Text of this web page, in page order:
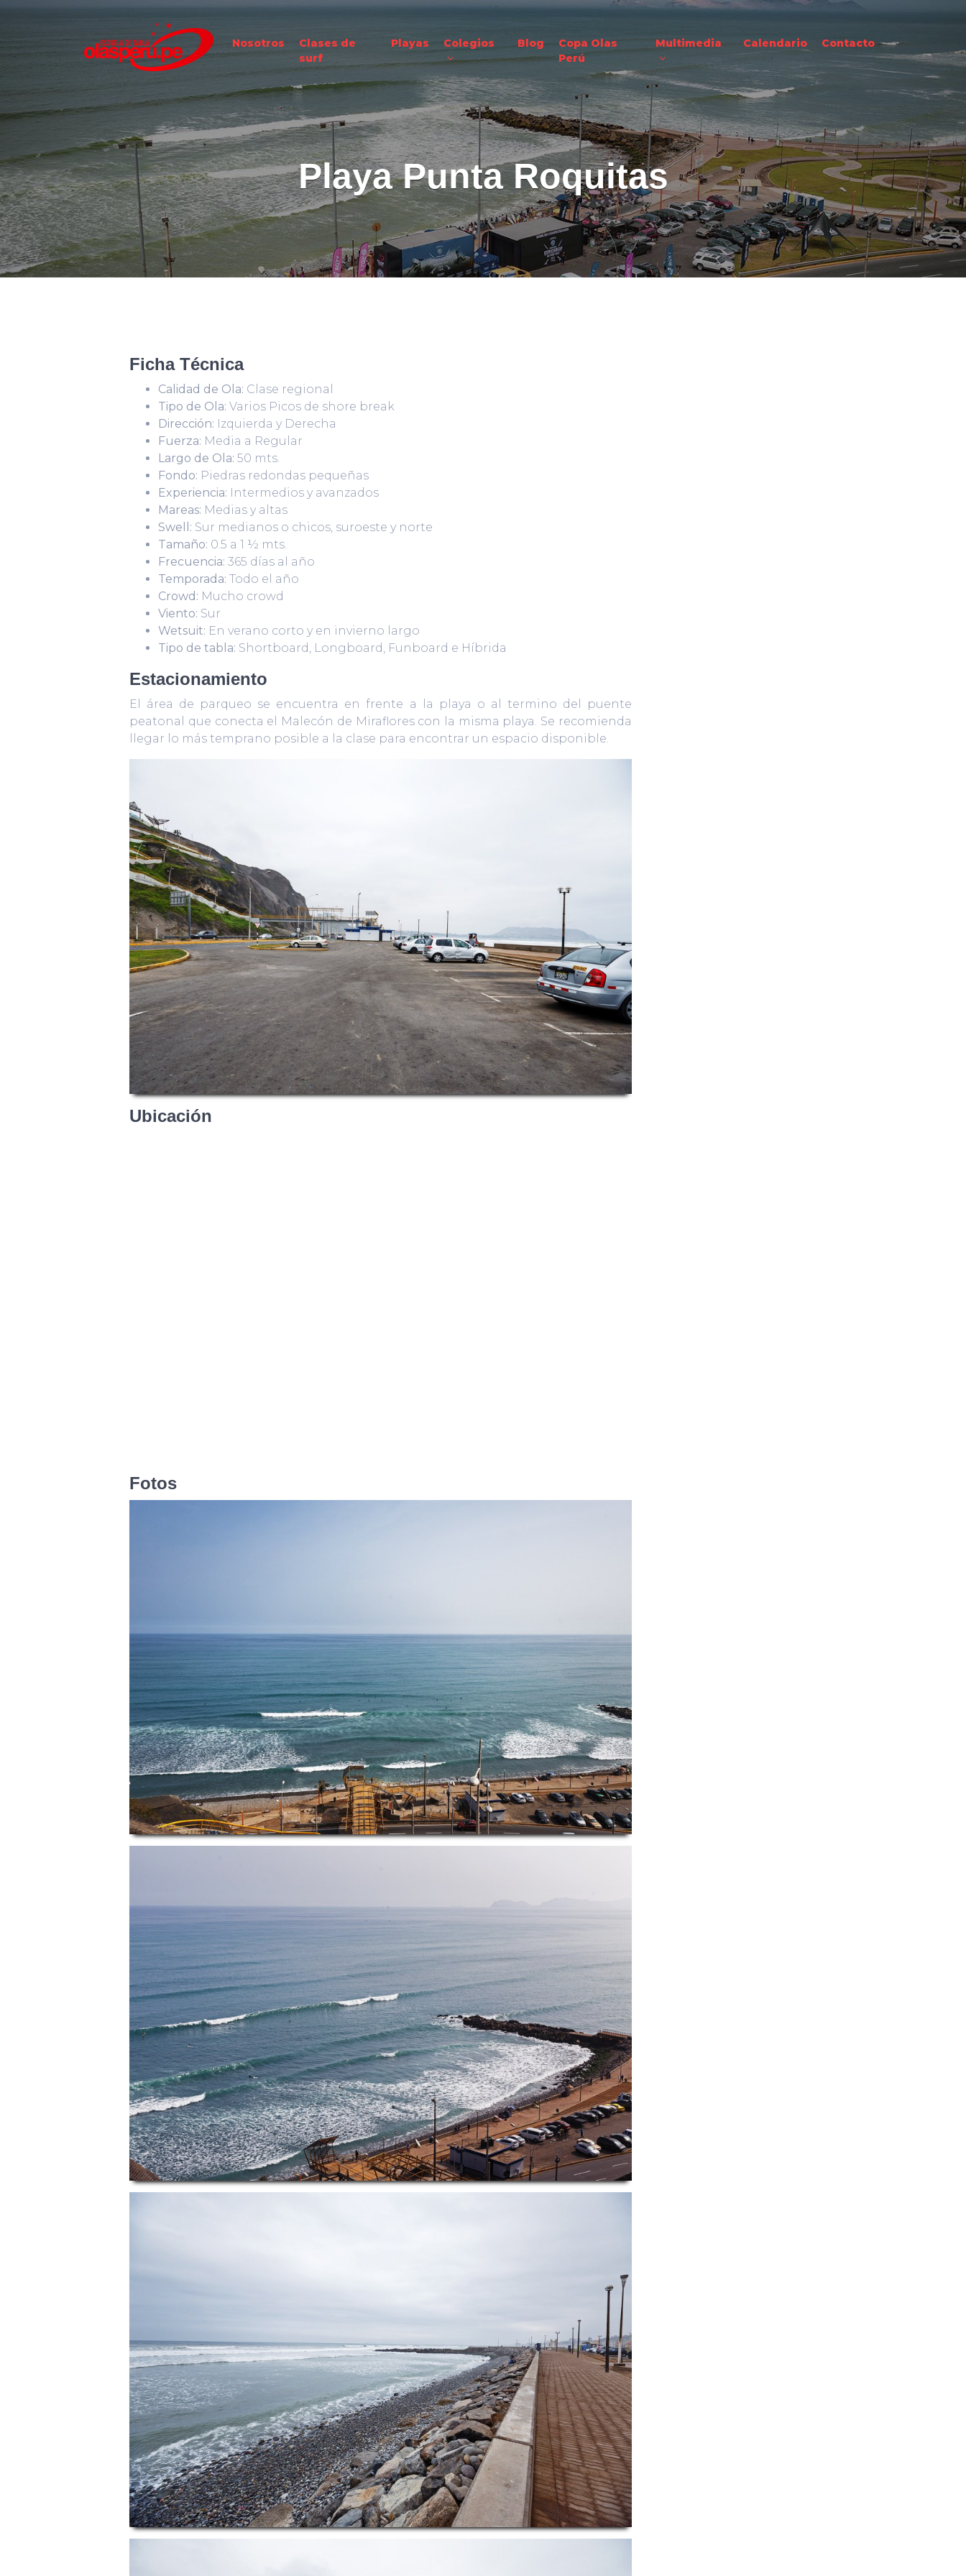
Nosotros
Clases de
surf
Playas Colegios Blog
Copa Olas
Perú
Multimedia Calendario Contacto
Playa Punta Roquitas
Ficha Técnica
Calidad de Ola: Clase regional
Tipo de Ola: Varios Picos de shore break
Dirección: Izquierda y Derecha
Fuerza: Media a Regular
Largo de Ola: 50 mts.
Fondo: Piedras redondas pequeñas
Experiencia: Intermedios y avanzados
Mareas: Medias y altas
Swell: Sur medianos o chicos, suroeste y norte
Tamaño: 0.5 a 1 ½ mts.
Frecuencia: 365 días al año
Temporada: Todo el año
Crowd: Mucho crowd
Viento: Sur
Wetsuit: En verano corto y en invierno largo
Tipo de tabla: Shortboard, Longboard, Funboard e Híbrida
Estacionamiento
El área de parqueo se encuentra en frente a la playa o al termino del puente
peatonal que conecta el Malecón de Miraflores con la misma playa. Se recomienda
llegar lo más temprano posible a la clase para encontrar un espacio disponible.
Ubicación
Fotos